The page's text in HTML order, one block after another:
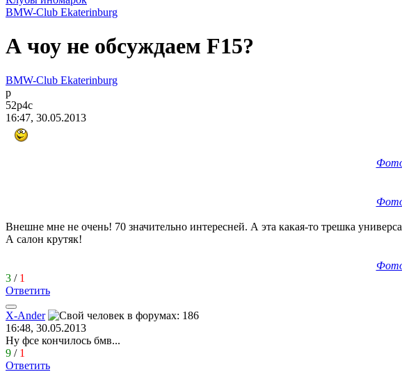
BMW-Club Ekaterinburg
А чоу не обсуждаем F15?
BMW-Club Ekaterinburg
p
52p4c
16:47, 30.05.2013
Внешне мне не очень! 70 значительно интересней. А эта какая-то трешка
А салон крутяк!
3 / 1
Ответить
X-Ander
16:48, 30.05.2013
Ну фсе кончилось бмв...
9 / 1
Ответить